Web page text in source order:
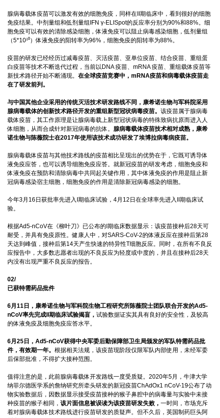
腺病毒载体疫苗可以激发有效的细胞免疫，同样在II期临床中，看到很好的细胞
免疫结果。中剂量组和低剂量组IFN γ-ELISpot的反应率分别为90%和88%。细
胞免疫可以有效的清除感染细胞，体液免疫可以阻止病毒感染细胞，低剂量组
（5*10¹⁰）体液免疫的阳转率为96%，细胞免疫的阳转率为88%。
疫苗的研发已经经历过减毒疫苗、灭活疫苗、亚单位疫苗、结合疫苗、重组蛋
白疫苗等技术不断迭代过程，当前以DNA 疫苗、mRNA 疫苗、重组载体疫苗等
新技术路径开始不断涌现。 在全球疫苗竞赛中，mRNA疫苗和病毒载体疫苗走
在了研发前列。
与中国其他企业采用的传统灭活技术研发路线不同，康希诺生物与军科院采用
腺病毒载体的创新技术路径开发的重组新型冠状病毒疫苗。 该疫苗属于腺病毒
载体疫苗，其工作原理是让腺病毒载上新型冠状病毒的特殊致病抗原而进入人
体细胞，从而合成针对新冠病毒的抗体。 腺病毒载体疫苗技术相对成熟，康希
诺生物与陈薇院士在2017年使用该技术成功研发了埃博拉病毒病疫苗。
腺病毒载体疫苗与其他技术路线的疫苗相比呈现出的优势在于，它既可诱导体
液免疫应答，也可以诱导细胞免疫应答。就新冠疫苗的研发考虑，细胞免疫和
体液免疫在预防和清除病毒中共同起关键作用，其中体液免疫的作用是阻止新
冠病毒感染宿主细胞，细胞免疫的作用是清除新冠病毒感染的细胞。
今年3月16日获批率先进入I期临床试验，4月12日在全球率先进入II期临床试
验。
根据Ad5-nCoV在《柳叶刀》已公布的I期临床数据显示：该疫苗接种后28天可
耐受，并具有免疫原性。健康人中，对SARS-CoV-2的体液反应在接种后第28
天达到峰值，接种后第14天产生快速的特异性T细胞反应。同时，在所有不良反
应报告中，大多数志愿者出现的不良反应为轻度或中度的，并且在接种后28天
内没有出现严重不良反应的报告。
02/
已获特需药品批件
6月11日，康希诺生物与军科院生物工程研究所陈薇院士团队联合开发的Ad5-
nCoV率先完成II期临床试验揭盲， 试验数据证实其具有良好的安全性，及较高
的体液免疫及细胞免疫应答水平。
6月25日，Ad5-nCoV获得中央军委后勤保障部卫生局颁发的军队特需药品批
件，有效期一年。 根据相关法规，该疫苗现阶段仅限军队内部使用，未经军委
后保部批准，不得扩大接种范围。
值得注意的是，此前腺病毒载体开发路线一度受质疑。2020年5月，牛津大学
纳菲尔德医学系的詹纳研究所牵头研发的新冠疫苗ChAdOx1 nCoV-19公布了动
物实验数据后，因数据显示接受疫苗接种的猴子鼻腔中的病毒量与实验中未接
种疫苗的猴子相同， 该片面信息被误读为该疫苗研发失败， 一时间，市场充斥
着对腺病毒载体技术路线进行疫苗研发的质疑声。但不久后，英国制药巨头阿